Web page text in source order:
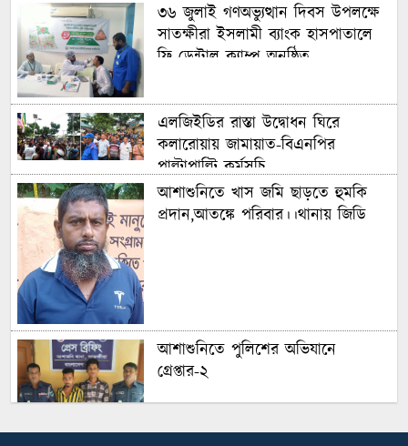
৩৬ জুলাই গণঅভ্যুত্থান দিবস উপলক্ষে
সাতক্ষীরা ইসলামী ব্যাংক হাসপাতালে
ফ্রি ডেন্টাল ক্যাম্প অনুষ্ঠিত
এলজিইডির রাস্তা উদ্বোধন ঘিরে
কলারোয়ায় জামায়াত-বিএনপির
পাল্টাপাল্টি কর্মসূচি
আশাশুনিতে খাস জমি ছাড়তে হুমকি
প্রদান,আতঙ্কে পরিবার।।থানায় জিডি
আশাশুনিতে পুলিশের অভিযানে
গ্রেপ্তার-২